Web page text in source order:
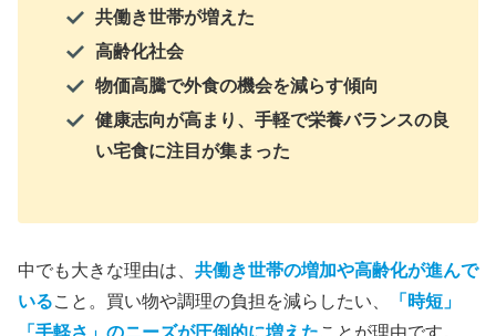
共働き世帯が増えた
高齢化社会
物価高騰で外食の機会を減らす傾向
健康志向が高まり、手軽で栄養バランスの良
い宅食に注目が集まった
中でも大きな理由は、 共働き世帯の増加や高齢化が進んで
いること。買い物や調理の負担を減らしたい、
「時短」
「手軽さ」のニーズが圧倒的に増えたことが理由です。